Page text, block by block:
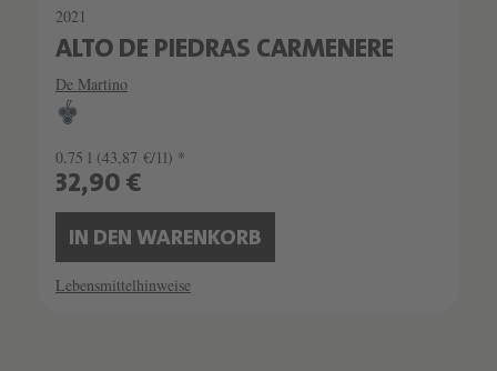
2021
ALTO DE PIEDRAS CARMENERE
De Martino
0.75 l (43,87 €/1l) *
32,90 €
IN DEN WARENKORB
Lebensmittelhinweise